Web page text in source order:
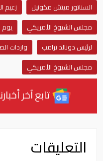
السناتور ميتش مكونيل
زعيم
مجلس الشيوخ الأمريكي
يوم
لرئيس دونالد ترامب
واردات
مجلس الشيوخ الأمريكي
تابع آخر
التعليقات